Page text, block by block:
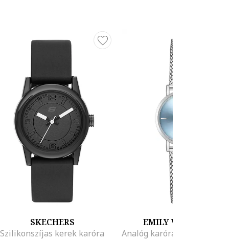
SKECHERS
Szilikonszíjas kerek karóra
EMILY WESTWOOD